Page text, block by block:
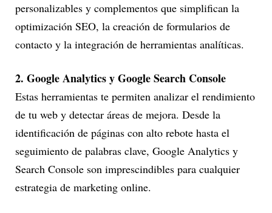
personalizables y complementos que simplifican la
optimización SEO, la creación de formularios de
contacto y la integración de herramientas analíticas.
2. Google Analytics y Google Search Console
Estas herramientas te permiten analizar el rendimiento
de tu web y detectar áreas de mejora. Desde la
identificación de páginas con alto rebote hasta el
seguimiento de palabras clave, Google Analytics y
Search Console son imprescindibles para cualquier
estrategia de marketing online.